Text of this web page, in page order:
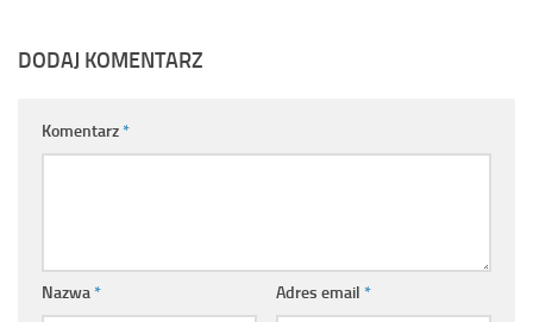
DODAJ KOMENTARZ
Komentarz*
Nazwa* Adres email *